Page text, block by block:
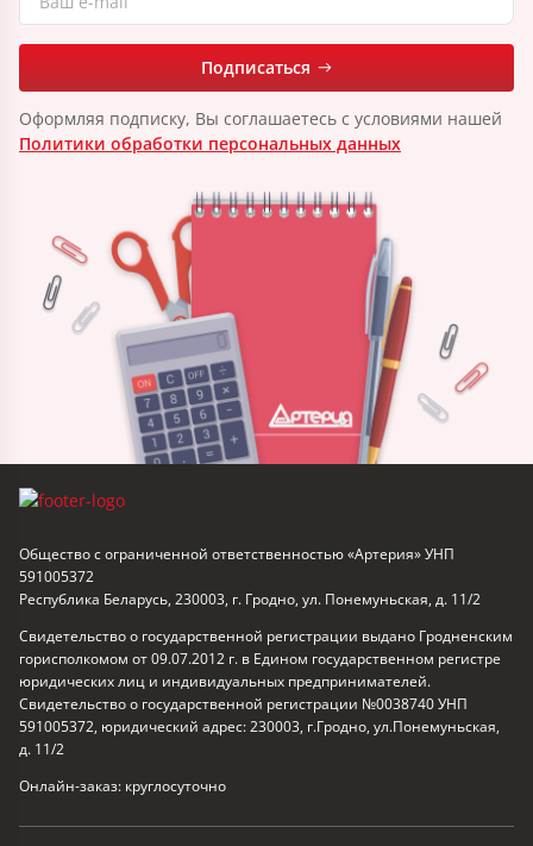
Подписаться
Оформляя подписку, Вы соглашаетесь с условиями нашей
Политики обработки персональных данных
Общество с ограниченной ответственностью «Артерия» УНП
591005372
Республика Беларусь, 230003, г. Гродно, ул. Понемуньская, д. 11/2
Свидетельство о государственной регистрации выдано Гродненским
горисполкомом от 09.07.2012 г. в Едином государственном регистре
юридических лиц и индивидуальных предпринимателей.
Свидетельство о государственной регистрации №0038740 УНП
591005372, юридический адрес: 230003, г.Гродно, ул.Понемуньская,
д. 11/2
Онлайн-заказ: круглосуточно